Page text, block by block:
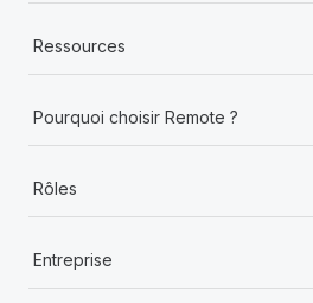
Ressources
Pourquoi choisir Remote ?
Rôles
Entreprise